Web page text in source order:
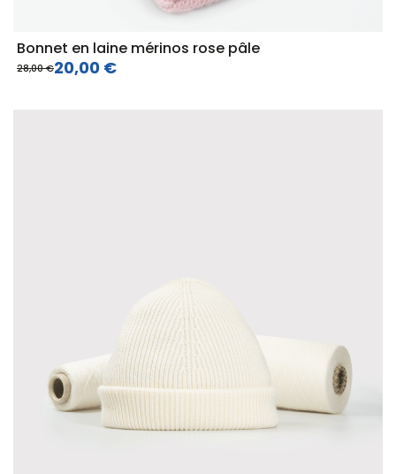
Bonnet en laine mérinos rose pâle
28,00 €20,00 €